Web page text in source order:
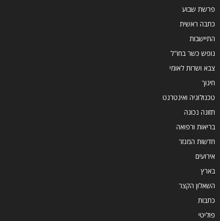
פרשת שבוע
כתבה ראשית
התיישבות
נופש כשר בחו"ל
צבא ושרות לאומי
חינוך
טכנולוגיה ואינטרנט
תזונה נכונה
בריאות ורפואה
חדשות המגזר
אירועים
בארץ
השאלון הקצר
כתבות
פוליטי